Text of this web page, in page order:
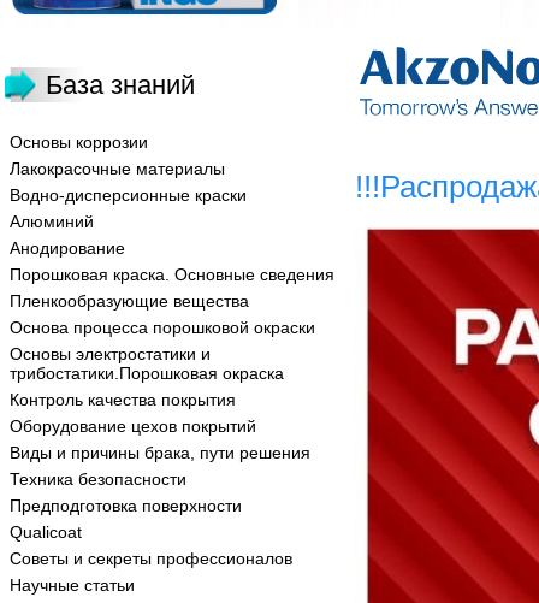
База знаний
Основы коррозии
Лакокрасочные материалы
Водно-дисперсионные краски
Алюминий
Анодирование
Порошковая краска. Основные сведения
Пленкообразующие вещества
Основа процесса порошковой окраски
Основы электростатики и
трибостатики.Порошковая окраска
Контроль качества покрытия
Оборудование цехов покрытий
Виды и причины брака, пути решения
Техника безопасности
Предподготовка поверхности
Qualicoat
Советы и секреты профессионалов
Научные статьи